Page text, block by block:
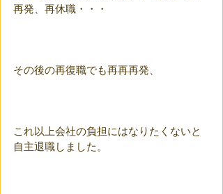
再発、再休職・・・
その後の再復職でも再再再発、
これ以上会社の負担にはなりたくないと
自主退職しました。